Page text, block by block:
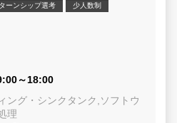
ーンシップ選考 少人数制
～18:00
ング・シンクタンク,ソフトウ
理